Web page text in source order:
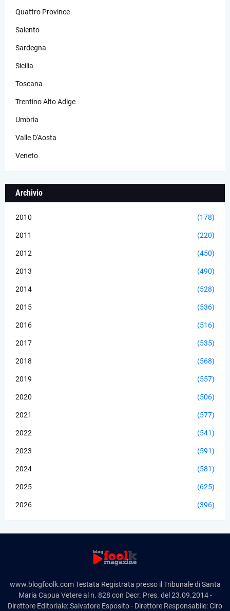
Quattro Province
Salento
Sardegna
Sicilia
Toscana
Trentino Alto Adige
Umbria
Valle D'Aosta
Veneto
Archivio
2010 (178)
2011 (220)
2012 (450)
2013 (490)
2014 (528)
2015 (536)
2016 (516)
2017 (535)
2018 (568)
2019 (557)
2020 (506)
2021 (577)
2022 (541)
2023 (591)
2024 (581)
2025 (625)
2026 (396)
www.blogfoolk.com Testata Registrata presso il Tribunale di Santa
Maria Capua Vetere al n. 828 con Decr. Pres. del 23.09.2014 -
Direttore Editoriale: Salvatore Esposito - Direttore Responsabile: Ciro